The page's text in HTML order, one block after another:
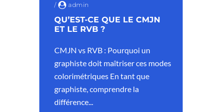
/
admin
QU’EST-CE QUE LE CMJN
ET LE RVB ?
CMJN vs RVB : Pourquoi un
graphiste doit maîtriser ces modes
colorimétriques En tant que
graphiste, comprendre la
différence...